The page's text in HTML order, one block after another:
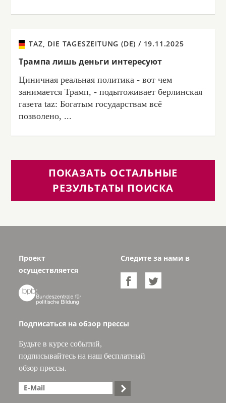
TAZ, DIE TAGESZEITUNG (DE) / 19.11.2025
Трампа лишь деньги интересуют
Циничная реальная политика - вот чем
занимается Трамп, - подытоживает берлинская
газета taz: Богатым государствам всё
позволено, ...
ПОКАЗАТЬ ОСТАЛЬНЫЕ
РЕЗУЛЬТАТЫ ПОИСКА
Проект
осуществляется

Следите за нами в
 
Подписаться на обзор прессы
Будьте в курсе событий,
подписывайтесь на наш бесплатный
обзор прессы.
